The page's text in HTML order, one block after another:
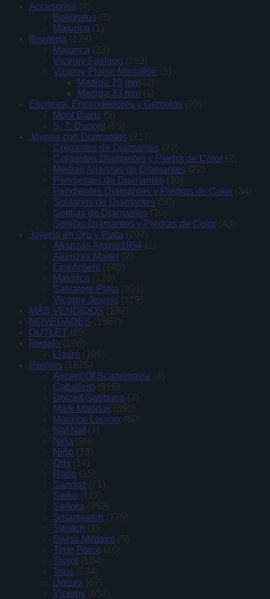
Accesorios (4)
Boligrafos (3)
Majorica (1)
Bisutería (179)
Majorica (23)
Viceroy Fashion (153)
Viceroy Plaisir Medallón (3)
Medida 29 mm (2)
Medida 33 mm (1)
Escritura, Encendedores y Gemelos (90)
Mont Blanc (5)
S. T. Dupont (85)
Joyeria con Diamantes (217)
Colgantes de Diamantes (22)
Colgantes Diamantes y Piedra de Color (2)
Medias Alianzas de Diamantes (22)
Pendientes de Diamantes (30)
Pendientes Diamantes y Piedras de Color (34)
Solitarios de Diamantes (50)
Sortijas de Diamantes (20)
Sortijas Diamantes y Piedras de Color (43)
Joyería en Oro y Plata (707)
Alianzas Argyor1954 (1)
Alianzas Maiter (2)
LineArgent (143)
Majorica (128)
Salvatore Plata (301)
Viceroy Jewels (129)
MÁS VENDIDOS (192)
NOVEDADES (1567)
OUTLET (85)
Regalo (106)
Lladró (106)
Relojes (1875)
Axcent Of Scandinavia (4)
Caballero (916)
Dolce&Gabbana (3)
Mark Maddox (390)
Maurice Lacroix (60)
Naf Naf (7)
Niña (90)
Niño (73)
Oris (14)
Rado (15)
Sandoz (71)
Seiko (117)
Señora (852)
Smartwatch (175)
Swatch (1)
Swiss Militaire (5)
Time Force (10)
Tissot (184)
Tous (234)
Unisex (67)
Viceroy (657)